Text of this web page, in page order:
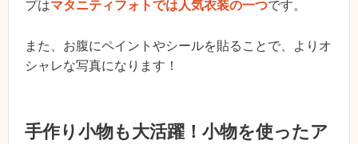
プはマタニティフォトでは人気衣装の一つです。
また、お腹にペイントやシールを貼ることで、よりオ
シャレな写真になります！
手作り小物も大活躍！小物を使ったア